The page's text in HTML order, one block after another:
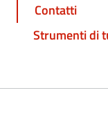
Contatti
Strumenti di